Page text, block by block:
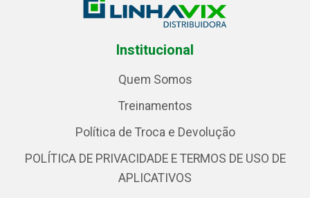
Institucional
Quem Somos
Treinamentos
Política de Troca e Devolução
POLÍTICA DE PRIVACIDADE E TERMOS DE USO DE
APLICATIVOS